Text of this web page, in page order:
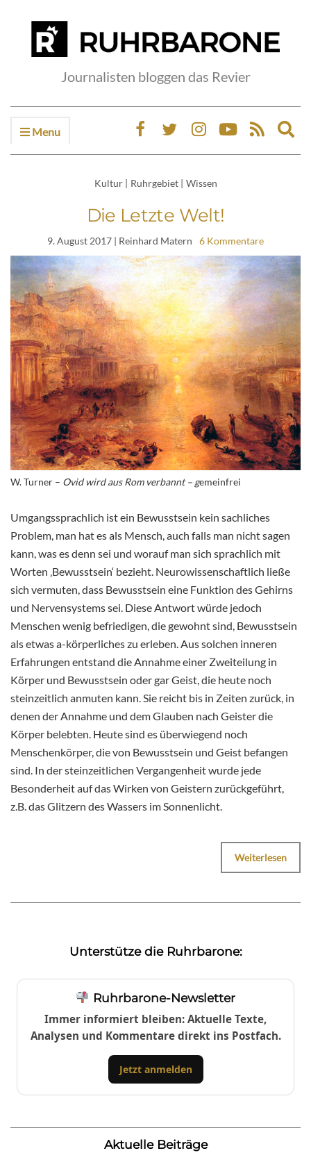
Journalisten bloggen das Revier
Menu
Kultur | Ruhrgebiet | Wissen
Die Letzte Welt!
9. August 2017 | Reinhard Matern 6 Kommentare
W. Turner – Ovid wird aus Rom verbannt – gemeinfrei
Umgangssprachlich ist ein Bewusstsein kein sachliches
Problem, man hat es als Mensch, auch falls man nicht sagen
kann, was es denn sei und worauf man sich sprachlich mit
Worten ‚Bewusstsein‘ bezieht. Neurowissenschaftlich ließe
sich vermuten, dass Bewusstsein eine Funktion des Gehirns
und Nervensystems sei. Diese Antwort würde jedoch
Menschen wenig befriedigen, die gewohnt sind, Bewusstsein
als etwas a-körperliches zu erleben. Aus solchen inneren
Erfahrungen entstand die Annahme einer Zweiteilung in
Körper und Bewusstsein oder gar Geist, die heute noch
steinzeitlich anmuten kann. Sie reicht bis in Zeiten zurück, in
denen der Annahme und dem Glauben nach Geister die
Körper belebten. Heute sind es überwiegend noch
Menschenkörper, die von Bewusstsein und Geist befangen
sind. In der steinzeitlichen Vergangenheit wurde jede
Besonderheit auf das Wirken von Geistern zurückgeführt,
z.B. das Glitzern des Wassers im Sonnenlicht.
Weiterlesen
Unterstütze die Ruhrbarone:
Ruhrbarone-Newsletter
Immer informiert bleiben: Aktuelle Texte,
Analysen und Kommentare direkt ins Postfach.
Jetzt anmelden
Aktuelle Beiträge